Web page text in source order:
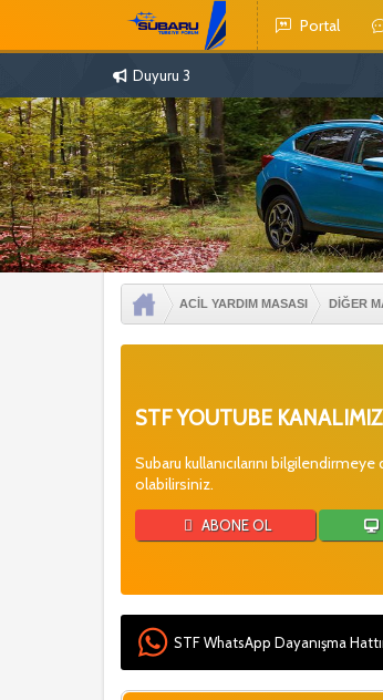
Portal
Duyuru 3
ACİL YARDIM MASASI DİĞER
STF YOUTUBE
Subaru kullanıcılarını
olabilirsiniz.
ABONE OL
STF WhatsApp Dayanışma